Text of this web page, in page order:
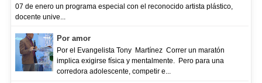
07 de enero un programa especial con el reconocido artista plástico,
docente unive...
Por amor
Por el Evangelista Tony Martínez Correr un maratón
implica exigirse física y mentalmente. Pero para una
corredora adolescente, competir e...